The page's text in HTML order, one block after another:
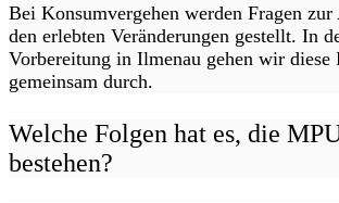
Bei Konsumvergehen werden Fragen
den erlebten Veränderungen gestellt. In
Vorbereitung in Ilmenau gehen wir diese
gemeinsam durch.
Welche Folgen hat es, die
bestehen?